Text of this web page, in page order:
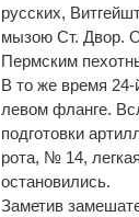
русских,
мызою Ст. Двор.
Пермским
В то же время 24-
левом фланге.
подготовки
рота, № 14,
остановились.
Заметив